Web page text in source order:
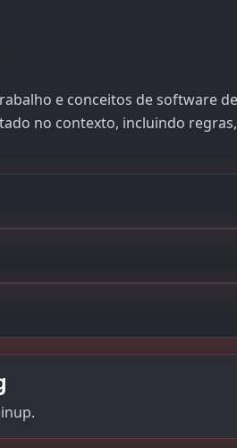
e conceitos de software
no contexto, incluindo